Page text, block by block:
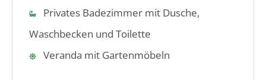
Privates Badezimmer mit Dusche,
Waschbecken und Toilette
Veranda mit Gartenmöbeln